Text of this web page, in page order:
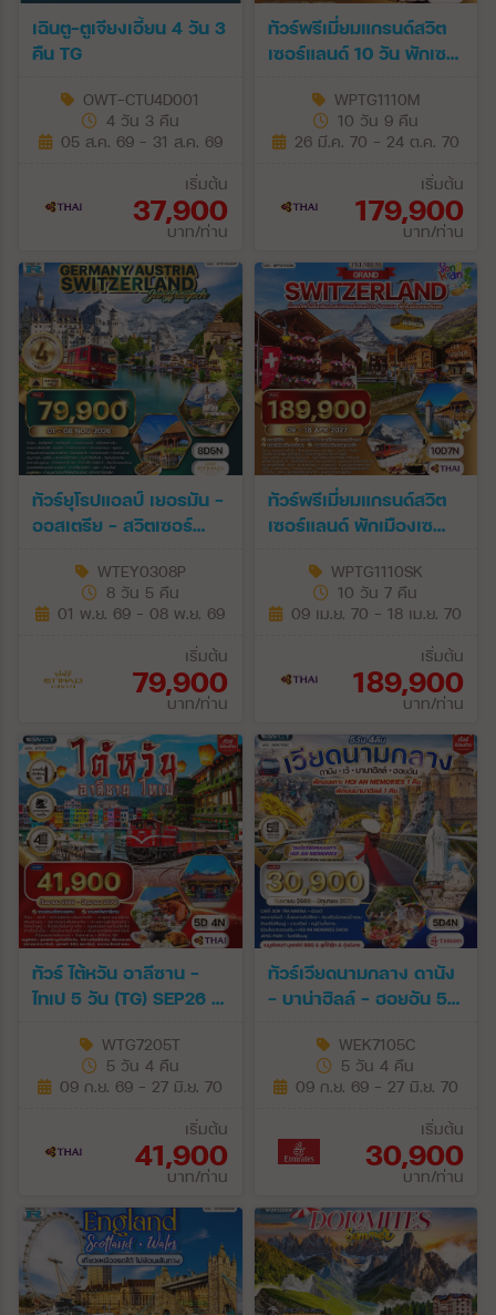
เฉินตู-ตูเจียงเอี้ยน 4 วัน 3
คืน TG
OWT-CTU4D001
4 วัน 3 คืน
05 ส.ค. 69 - 31 ส.ค. 69
เริ่มต้น
37,900
บาท/ท่าน
ทัวร์พรีเมี่ยมแกรนด์สวิต
เซอร์แลนด์ 10 วัน พักเซ
WPTG1110M
10 วัน 9 คืน
26 มี.ค. 70 - 24 ต.ค. 70
เริ่มต้น
179,900
บาท/ท่าน
ทัวร์ยุโรปแอลป์ เยอรมัน -
ออสเตรีย - สวิตเซอร์
NOV 26 WTEY0308P
8 วัน 5 คืน
01 พ.ย. 69 - 08 พ.ย. 69
เริ่มต้น
79,900
บาท/ท่าน
ทัวร์พรีเมี่ยมแกรนด์สวิต
เซอร์แลนด์ พักเมืองเซ
18 APR 27
[SONGKRAN]
WPTG1110SK
10 วัน 7 คืน
09 เม.ย. 70 - 18 เม.ย. 70
เริ่มต้น
189,900
บาท/ท่าน
ทัวร์ ไต้หวัน อาลีซาน -
ไทเป 5 วัน (TG) SEP26 -
WTG7205T
5 วัน 4 คืน
09 ก.ย. 69 - 27 มิ.ย. 70
เริ่มต้น
41,900
บาท/ท่าน
ทัวร์เวียดนามกลาง ดานัง
- บาน่าฮิลล์ - ฮอยอัน 5
WEK7105C
5 วัน 4 คืน
09 ก.ย. 69 - 27 มิ.ย. 70
เริ่มต้น
30,900
บาท/ท่าน